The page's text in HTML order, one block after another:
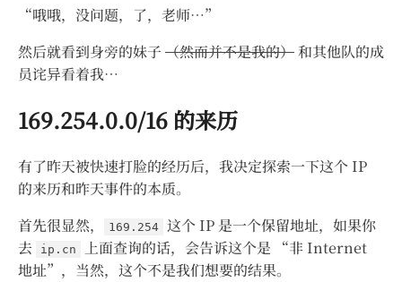
“哦哦，没问题，了，老师…”
然后就看到身旁的妹子 （然而并不是我的）和其他队的成
员诧异看着我…
169.254.0.0/16 的来历
有了昨天被快速打脸的经历后，我决定探索一下这个 IP
的来历和昨天事件的本质。
首先很显然，
169.254 这个 IP 是一个保留地址，如果你
去
ip.cn
上面查询的话，会告诉这个是 “非 Internet
地址”，当然，这个不是我们想要的结果。